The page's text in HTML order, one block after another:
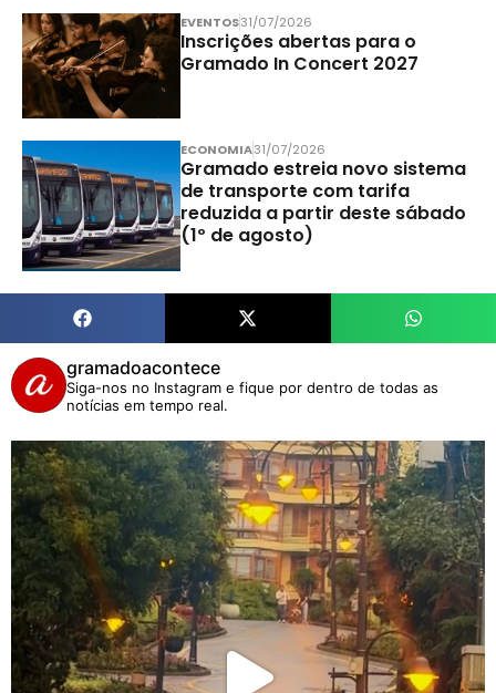
EVENTOS31/07/2026
Inscrições abertas para o
Gramado In Concert 2027
ECONOMIA31/07/2026
Gramado estreia novo sistema
de transporte com tarifa
reduzida a partir deste sábado
(1º de agosto)
gramadoacontece
Siga-nos no Instagram e fique por dentro de todas as
notícias em tempo real.